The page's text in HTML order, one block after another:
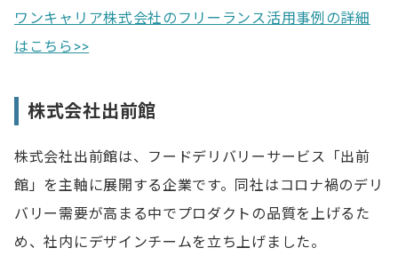
ワンキャリア株式会社のフリーランス活用事例の詳細
はこちら>>
株式会社出前館
株式会社出前館は、フードデリバリーサービス「出前
館」を主軸に展開する企業です。同社はコロナ禍のデリ
バリー需要が高まる中でプロダクトの品質を上げるた
め、社内にデザインチームを立ち上げました。